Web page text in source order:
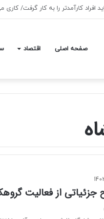
تامین اجتماعی بدون قطعی و
صفحه اصلی اقتصاد
جزئیاتی از فعالیت